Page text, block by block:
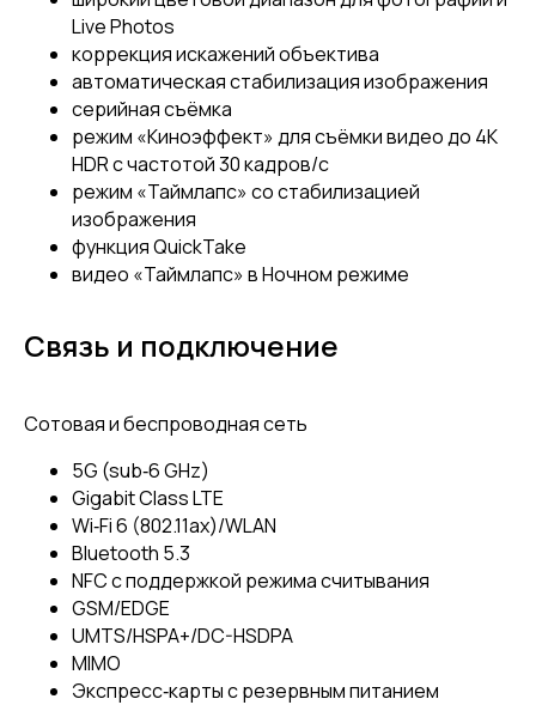
Live Photos
коррекция искажений объектива
автоматическая стабилизация изображения
серийная съëмка
режим «Киноэффект» для съёмки видео до 4K
HDR с частотой 30 кадров/с
режим «Таймлапс» со стабилизацией
изображения
функция QuickTake
видео «Таймлапс» в Ночном режиме
Связь и подключение
Сотовая и беспроводная сеть
5G (sub‑6 GHz)
Gigabit Class LTE
Wi‑Fi 6 (802.11ax)/WLAN
Bluetooth 5.3
NFC с поддержкой режима считывания
GSM/EDGE
UMTS/​HSPA+/​DC-HSDPA
MIMO
Экспресс‑карты с резервным питанием